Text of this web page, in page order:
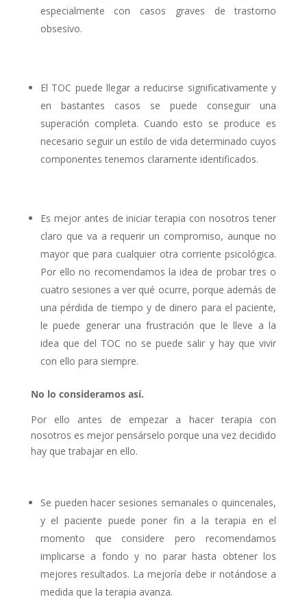
especialmente con casos graves de trastorno
obsesivo.
El TOC puede llegar a reducirse significativamente y
en bastantes casos se puede conseguir una
superación completa. Cuando esto se produce es
necesario seguir un estilo de vida determinado cuyos
componentes tenemos claramente identificados.
Es mejor antes de iniciar terapia con nosotros tener
claro que va a requerir un compromiso, aunque no
mayor que para cualquier otra corriente psicológica.
Por ello no recomendamos la idea de probar tres o
cuatro sesiones a ver qué ocurre, porque además de
una pérdida de tiempo y de dinero para el paciente,
le puede generar una frustración que le lleve a la
idea que del TOC no se puede salir y hay que vivir
con ello para siempre.
No lo consideramos así.
Por ello antes de empezar a hacer terapia con
nosotros es mejor pensárselo porque una vez decidido
hay que trabajar en ello.
Se pueden hacer sesiones semanales o quincenales,
y el paciente puede poner fin a la terapia en el
momento que considere pero recomendamos
implicarse a fondo y no parar hasta obtener los
mejores resultados. La mejoría debe ir notándose a
medida que la terapia avanza.